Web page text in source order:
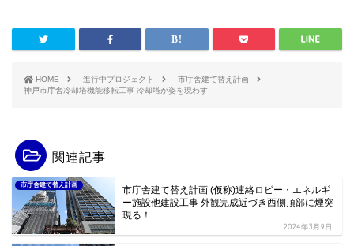
HOME 進行中プロジェクト
市庁舎建て替え計画
神戸市庁舎冷却塔機能移転工事 冷却塔が姿を現わす
関連記事
市庁舎建て替え計画
市庁舎建て替え計画 (仮称)連絡ロビー・エネルギ
ー施設他建設工事 外観完成近づき西側頂部に煙突
現る！
2024年3月9日